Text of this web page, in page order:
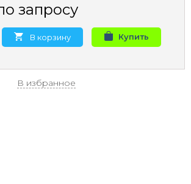
запросу
В корзину Купить
В избранное